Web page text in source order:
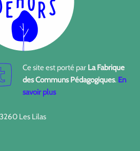
Ce site est porté par La Fabrique
des Communs Pédagogiques. En
savoir plus
Les Lilas